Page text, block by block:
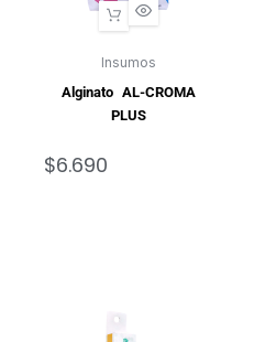
Insumos
Alginato AL-CROMA
PLUS
$6.690